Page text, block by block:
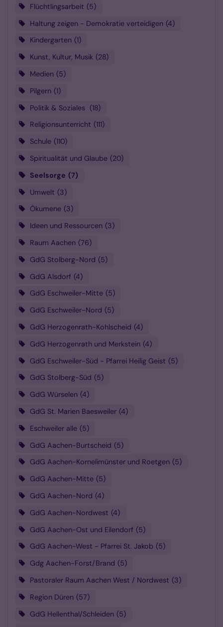
Flüchtlingsarbeit 5
Haltung zeigen - Demokratie verteidigen 4
Kindergarten 1
Kunst, Kultur, Musik 28
Medien 5
Pilgern 1
Politik & Soziales
18
Religionsunterricht
111
Schule 110
Spiritualität und Glaube 20
Seelsorge
7
Umwelt 3
Ökumene
3
Ideen und Ressourcen 3
Raum Aachen 76
GdG Stolberg-Nord 5
GdG Alsdorf 4
GdG Eschweiler-Mitte
5
GdG Eschweiler-Nord 5
GdG Herzogenrath-Kohlscheid 4
GdG Herzogenrath und Merkstein 4
GdG Eschweiler-Süd - Pfarrei Heilig Geist 5
GdG Stolberg-Süd
5
GdG Würselen 4
GdG St. Marien Baesweiler 4
Eschweiler alle 5
GdG Aachen-Burtscheid 5
GdG Aachen-Kornelimünster und Roetgen
5
GdG Aachen-Mitte 5
GdG Aachen-Nord 4
GdG Aachen-Nordwest 4
GdG Aachen-Ost und Eilendorf 5
GdG Aachen-West - Pfarrei St. Jakob
5
Gdg Aachen-Forst/Brand 5
Pastoraler Raum Aachen West / Nordwest 3
Region Düren 57
GdG Hellenthal/Schleiden 5